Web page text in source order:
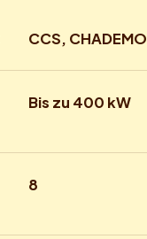
CCS, CHADEMO
Bis zu 400 kW
8